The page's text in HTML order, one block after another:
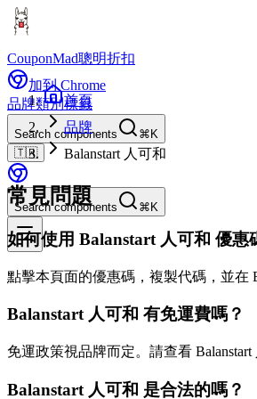
CouponMad聰明折扣
加到 Chrome
品牌類別標籤
Search components
⌘K
🇹🇼
Search components ⌘K
首頁
品牌
Balanstart 人可和
常見問題
如何使用 Balanstart 人可和 優惠
點擊本頁面的優惠碼，複製代碼，並在
Balanstart 人可和 有免運費嗎？
免運政策視品牌而定。請查看
Balanstart 人可和 是合法的嗎？